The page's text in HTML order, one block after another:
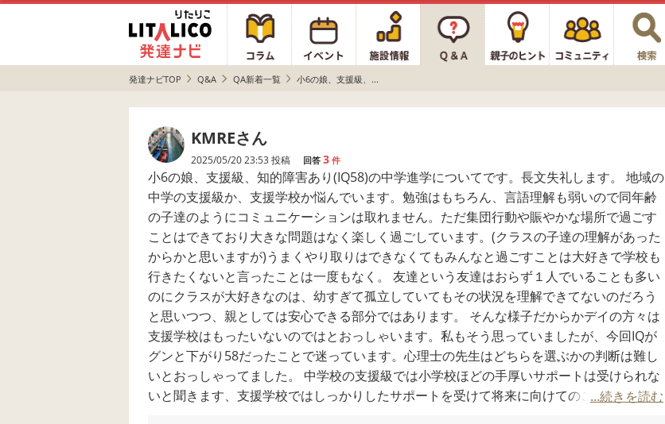
発達ナビTOP Q&A QA新着一覧 小6の娘、支援級、...
KMREさん
2025/05/20 23:53 投稿 回答 3 件
小6の娘、支援級、知的障害あり(IQ58)の中学進学についてです。長文失礼します。 地域の
中学の支援級か、支援学校か悩んでいます。勉強はもちろん、言語理解も弱いので同年齢
の子達のようにコミュニケーションは取れません。ただ集団行動や賑やかな場所で過ごす
ことはできており大きな問題はなく楽しく過ごしています。(クラスの子達の理解があった
からかと思いますが)うまくやり取りはできなくてもみんなと過ごすことは大好きで学校も
行きたくないと言ったことは一度もなく。 友達という友達はおらず１人でいることも多い
のにクラスが大好きなのは、幼すぎて孤立していてもその状況を理解できてないのだろう
と思いつつ、親としては安心できる部分ではあります。 そんな様子だからかデイの方々は
支援学校はもったいないのではとおっしゃいます。私もそう思っていましたが、今回IQが
グンと下がり58だったことで迷っています。心理士の先生はどちらを選ぶかの判断は難し
いとおっしゃってました。 中学校の支援級では小学校ほどの手厚いサポートは受けられな
いと聞きます、支援学校ではしっかりしたサポートを受けて将来に向けてのことを学べる
...続きを読む